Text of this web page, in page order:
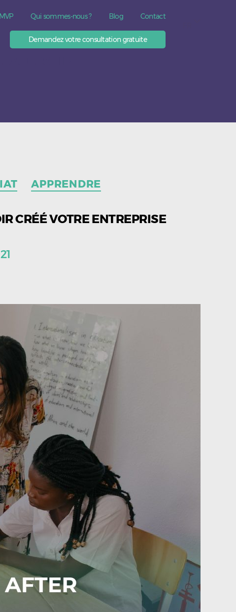
Qui sommes-nous ? Blog Contact
Demandez votre consultation gratuite
APPRENDRE
CRÉÉ VOTRE ENTREPRISE